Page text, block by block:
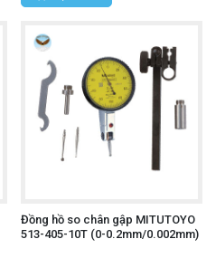
Đồng hồ so chân gập MITUTOYO
513-405-10T (0-0.2mm/0.002mm)